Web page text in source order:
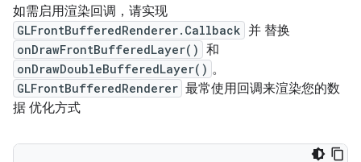
如需启用渲染回调，请实现
GLFrontBufferedRenderer.Callback 并 替换
onDrawFrontBufferedLayer() 和
onDrawDoubleBufferedLayer() 。
GLFrontBufferedRenderer 最常使用回调来渲染您的数
据 优化方式